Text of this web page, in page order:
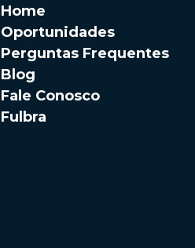
Home
Oportunidades
Perguntas Frequentes
Blog
Fale Conosco
Fulbra